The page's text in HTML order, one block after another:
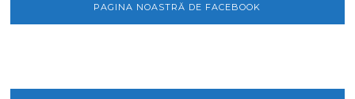
PAGINA NOASTRĂ DE FACEBOOK